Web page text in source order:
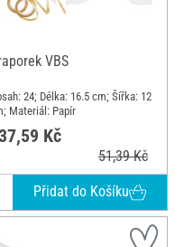
VBS
24; Délka: 16.5 cm; Šířka: 12
Materiál: Papír
Kč
51,39 Kč
Přidat do Košíku